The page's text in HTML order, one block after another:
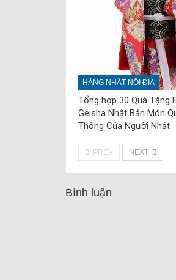
HÀNG NHẬT NỘI ĐỊA
Tổng hợp 30 Quà Tặng
Geisha Nhật Bản Món
Thống Của Người Nhật
PREV NEXT
Bình luận